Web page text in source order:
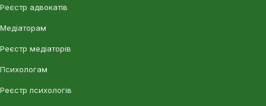
Реєстр адвокатів
Медіаторам
Реєстр медіаторів
Психологам
Реєстр психологів